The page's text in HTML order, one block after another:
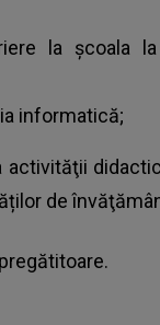
la școala
informatică;
de